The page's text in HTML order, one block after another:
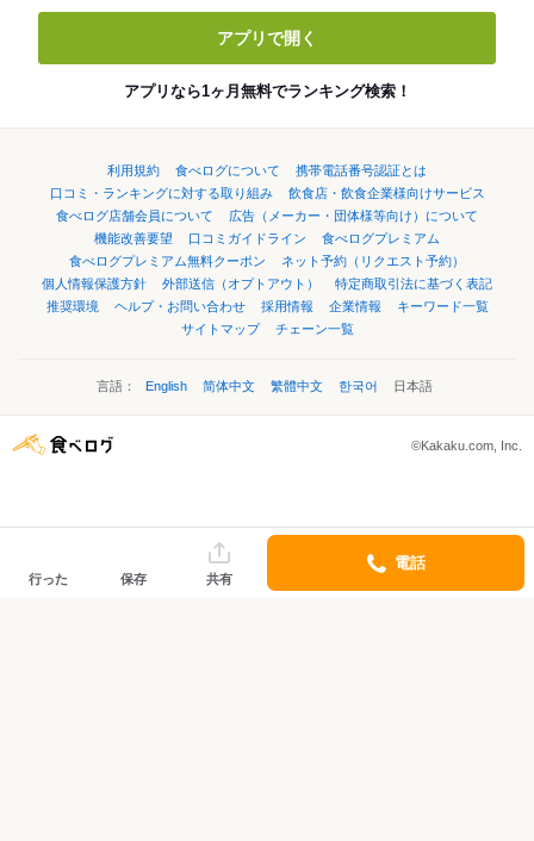
アプリで開く
アプリなら1ヶ月無料でランキング検索！
利用規約 食べログについて
携帯電話番号認証とは
口コミ・ランキングに対する取り組み
飲食店・飲食企業様向けサービス
食べログ店舗会員について
広告（メーカー・団体様等向け）について
機能改善要望
口コミガイドライン
食べログプレミアム
食べログプレミアム無料クーポン
ネット予約（リクエスト予約）
個人情報保護方針
外部送信（オプトアウト）
特定商取引法に基づく表記
推奨環境
ヘルプ・お問い合わせ 採用情報 企業情報
キーワード一覧
サイトマップ
チェーン一覧
言語： English 简体中文 繁體中文 한국어 日本語
©Kakaku.com, Inc.
行った 保存 共有
電話